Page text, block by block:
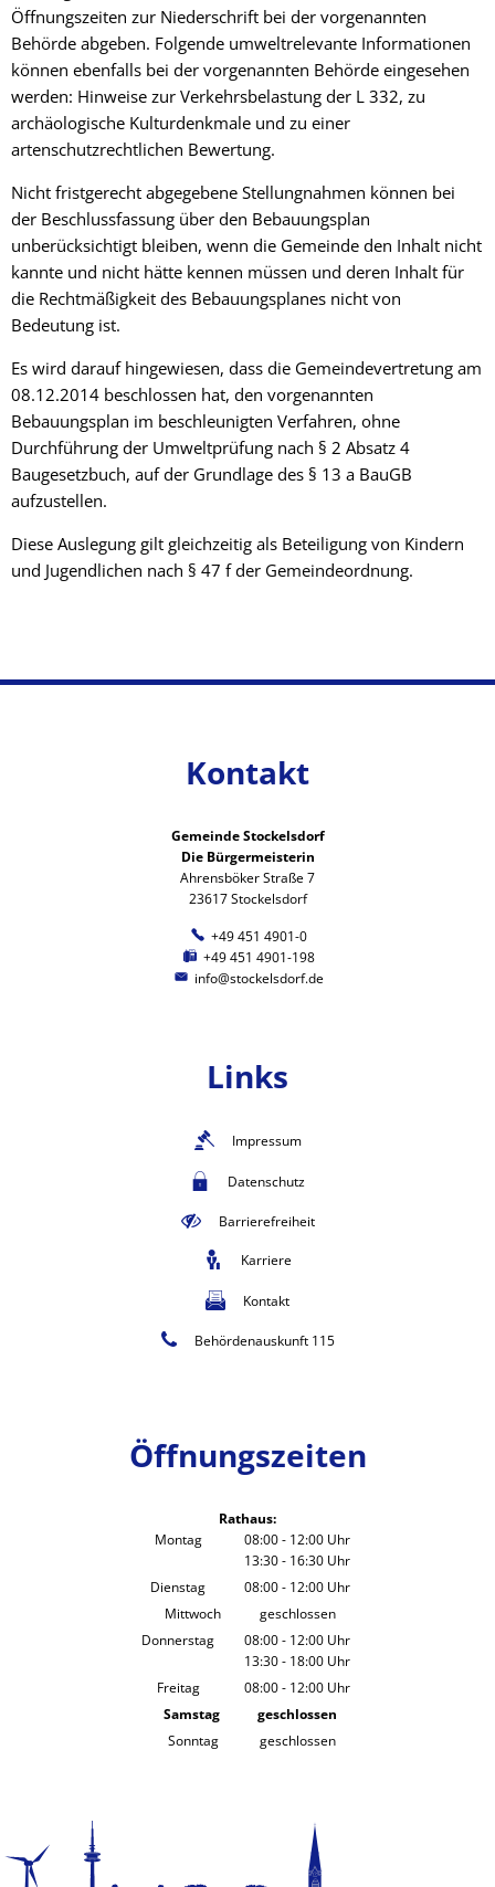
Öffnungszeiten zur Niederschrift bei der vorgenannten
Behörde abgeben. Folgende umweltrelevante Informationen
können ebenfalls bei der vorgenannten Behörde eingesehen
werden: Hinweise zur Verkehrsbelastung der L 332, zu
archäologische Kulturdenkmale und zu einer
artenschutzrechtlichen Bewertung.
Nicht fristgerecht abgegebene Stellungnahmen können bei
der Beschlussfassung über den Bebauungsplan
unberücksichtigt bleiben, wenn die Gemeinde den Inhalt nicht
kannte und nicht hätte kennen müssen und deren Inhalt für
die Rechtmäßigkeit des Bebauungsplanes nicht von
Bedeutung ist.
Es wird darauf hingewiesen, dass die Gemeindevertretung am
08.12.2014 beschlossen hat, den vorgenannten
Bebauungsplan im beschleunigten Verfahren, ohne
Durchführung der Umweltprüfung nach § 2 Absatz 4
Baugesetzbuch, auf der Grundlage des § 13 a BauGB
aufzustellen.
Diese Auslegung gilt gleichzeitig als Beteiligung von Kindern
und Jugendlichen nach § 47 f der Gemeindeordnung.
Kontakt
Gemeinde Stockelsdorf
Die Bürgermeisterin
Ahrensböker Straße 7
23617 Stockelsdorf
+49 451 4901-0
+49 451 4901-198
info@stockelsdorf.de
Links
Impressum
Datenschutz
Barrierefreiheit
Karriere
Kontakt
Behördenauskunft 115
Öffnungszeiten
Rathaus:
Montag
08:00- 12:00 Uhr
Von 08:00 bis 12:00 Uhr
13:30- 16:30 Uhr
Von 13:30 bis 16:30 Uhr
Dienstag 08:00- 12:00 Uhr
Von 08:00 bis 12:00 Uhr
Mittwoch
geschlossen
Donnerstag
08:00- 12:00 Uhr
Von 08:00 bis 12:00 Uhr
13:30- 18:00 Uhr
Von 13:30 bis 18:00 Uhr
Freitag 08:00- 12:00 Uhr
Von 08:00 bis 12:00 Uhr
Samstag
geschlossen
Sonntag
geschlossen